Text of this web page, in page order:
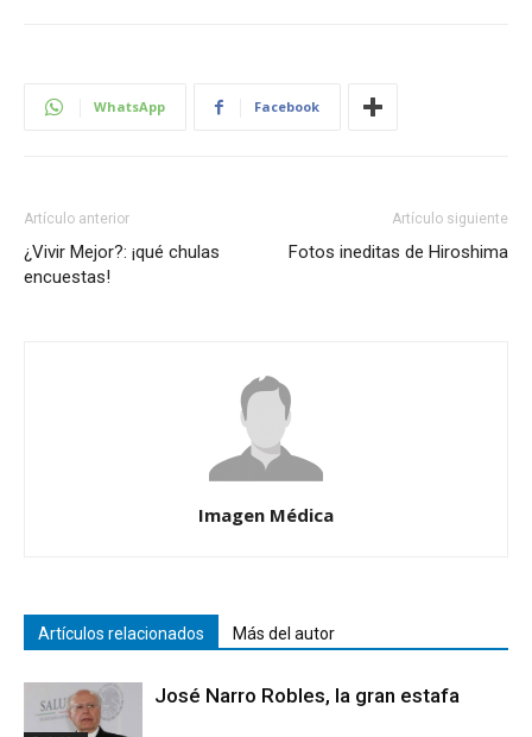
WhatsApp Facebook
Artículo anterior
¿Vivir Mejor?: ¡qué chulas
encuestas!
Artículo siguiente
Fotos ineditas de Hiroshima
Imagen Médica
Artículos relacionados Más del autor
José Narro Robles, la gran estafa